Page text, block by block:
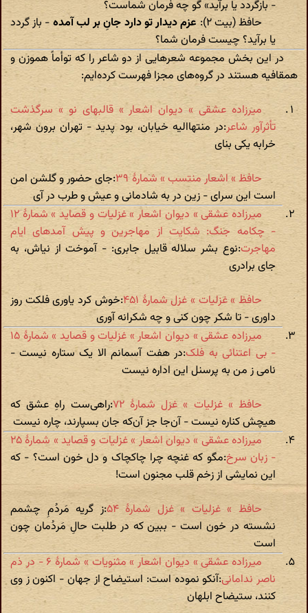
- بازگردد یا برآید» گو چه فرمان شماست؟
حافظ (بیت ۲):
عزم دیدار تو دارد جانِ بر لب آمده - باز گردد
یا برآید؟ چیست فرمان شما؟
در این بخش مجموعه شعرهایی از دو شاعر را که توأماً هموزن و
همقافیه هستند در گروه‌های مجزا فهرست کرده‌ایم:
میرزاده عشقی » دیوان اشعار » قالبهای نو » سرگذشت
تأثرآور شاعر:در منتهاالیه خیابان، بود پدید - تهران برون شهر،
خرابه یکی بنای
حافظ » اشعار منتسب » شمارهٔ ۳۹
:جای حضور و گلشن امن
است این سرای - زین در به شادمانی و عیش و طرب در آی
میرزاده عشقی » دیوان اشعار » غزلیات و قصاید » شمارهٔ ۱۲
- چکامه جنگ: شکایت از مهاجرین و پیش آمدهای ایام
مهاجرت:نوع بشر سلاله قابیل جابری: - آموخت از نیاش، به
جای برادری
حافظ » غزلیات » غزل شمارهٔ ۴۵۱
:خوش کرد یاوری فلکت روز
داوری - تا شکر چون کنی و چه شکرانه آوری
میرزاده عشقی » دیوان اشعار » غزلیات و قصاید » شمارهٔ ۱۵
- بی اعتنائی به فلک:در هفت آسمانم الا یک ستاره نیست -
نامی ز من به پرسنل این اداره نیست
حافظ » غزلیات » غزل شمارهٔ ۷۲
:راهی‌ست راهِ عشق که
هیچش کناره نیست - آن‌جا جز آن‌که جان بسپارند، چاره نیست
میرزاده عشقی » دیوان اشعار » غزلیات و قصاید » شمارهٔ ۲۵
- زبان سرخ:مگو که غنچه چرا چاکچاک و دل خون است؟ - که
این نمایشی از زخم قلب مجنون است!
حافظ » غزلیات » غزل شمارهٔ ۵۴
:ز گریه مَردُمِ چشمم
نشسته در خون است - ببین که در طلبت حالِ مَردُمان چون
است
میرزاده عشقی » دیوان اشعار » مثنویات » شمارهٔ ۶ - در ذم
ناصر ندامانی:آنکو نموده است: استیضاح از جهان - اکنون ز وی
کنند، ستیضاح ابلهان